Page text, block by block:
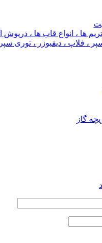
تریم ها ، انواع قاب ها ،
، فلاپ ، دیفیوزر ، توری
گاز